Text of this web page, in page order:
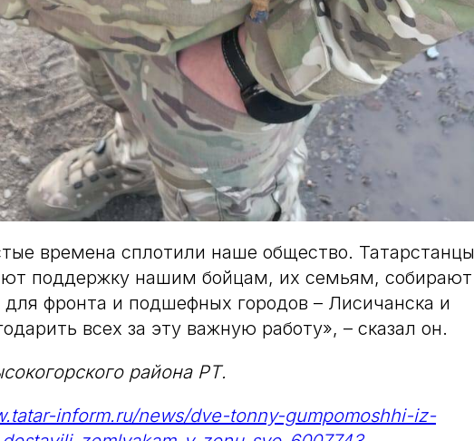
времена сплотили наше общество. Татарстанцы
поддержку нашим бойцам, их семьям, собирают
фронта и подшефных городов – Лисичанска и
всех за эту важную работу», – сказал он.
района РТ.
inform.ru/news/dve-tonny-gumpomoshhi-iz-